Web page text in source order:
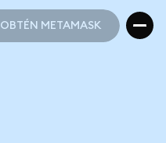
OBTÉN METAMASK